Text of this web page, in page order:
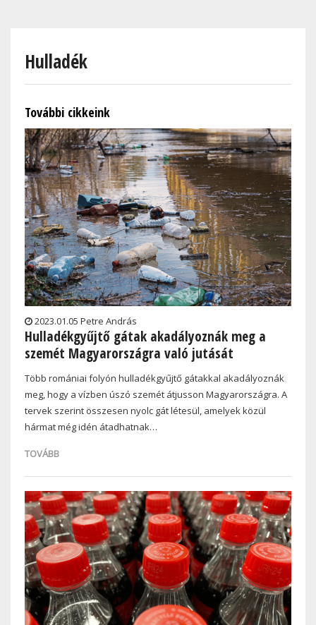
contentHulladék
További cikkeink
2023.01.05 Petre András
Hulladékgyűjtő gátak akadályoznák meg a
szemét Magyarországra való jutását
Több romániai folyón hulladékgyűjtő gátakkal akadályoznák
meg, hogy a vízben úszó szemét átjusson Magyarországra. A
tervek szerint összesen nyolc gát létesül, amelyek közül
hármat még idén átadhatnak…
TOVÁBB